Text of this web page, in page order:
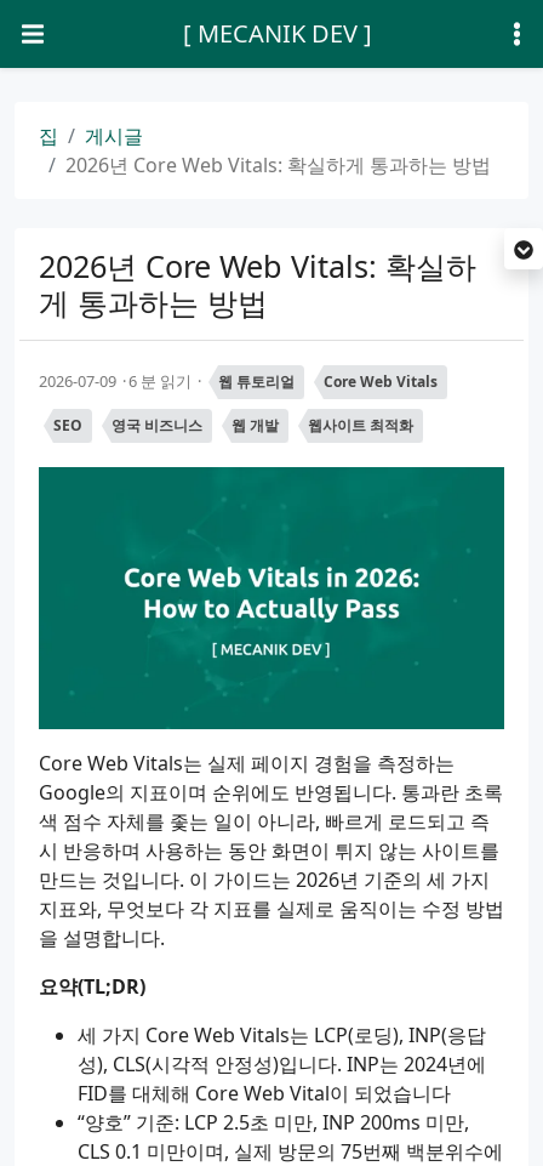
[ MECANIK DEV ]
집
게시글
2026년 Core Web Vitals: 확실하게 통과하는 방법
2026년 Core Web Vitals: 확실하
게 통과하는 방법
2026-07-09 6 분 읽기 웹 튜토리얼 Core Web Vitals
SEO 영국 비즈니스 웹 개발 웹사이트 최적화
Core Web Vitals는 실제 페이지 경험을 측정하는
Google의 지표이며 순위에도 반영됩니다. 통과란 초록
색 점수 자체를 좇는 일이 아니라, 빠르게 로드되고 즉
시 반응하며 사용하는 동안 화면이 튀지 않는 사이트를
만드는 것입니다. 이 가이드는 2026년 기준의 세 가지
지표와, 무엇보다 각 지표를 실제로 움직이는 수정 방법
을 설명합니다.
요약(TL;DR)
세 가지 Core Web Vitals는 LCP(로딩), INP(응답
성), CLS(시각적 안정성)입니다. INP는 2024년에
FID를 대체해 Core Web Vital이 되었습니다
“양호” 기준: LCP 2.5초 미만, INP 200ms 미만,
CLS 0.1 미만이며, 실제 방문의 75번째 백분위수에